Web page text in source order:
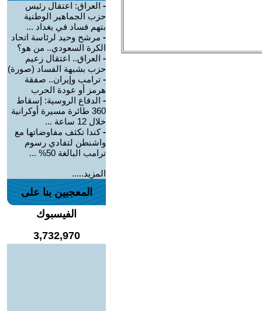
- العراق: اعتقال رئيس
حزب الجماهير الوطنية
بتهم فساد في بغداد ...
- مرشح وحيد لرئاسة اتحاد
الكرة السعودي.. من هو؟
- العراق.. اعتقال زعيم
حزب بشبهة الفساد (صورة)
- ترامب وإيران.. صفقة
هرمز أو عودة الحرب
- الدفاع الروسية: إسقاط
360 طائرة مسيرة أوكرانية
خلال 12 ساعة ...
-كندا تكثف مفاوضاتها مع
واشنطن لتفادي رسوم
ترامب البالغة 50% ...
المزيد.....
المعجبين بنا على
الفيسبوك
3,732,970